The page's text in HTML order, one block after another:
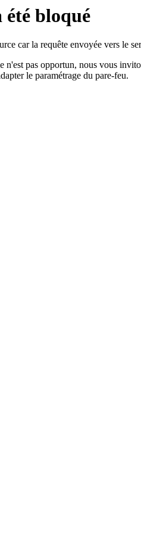
été bloqué
car la requête envoyée vers le
n'est pas opportun, nous vous
le paramétrage du pare-feu.